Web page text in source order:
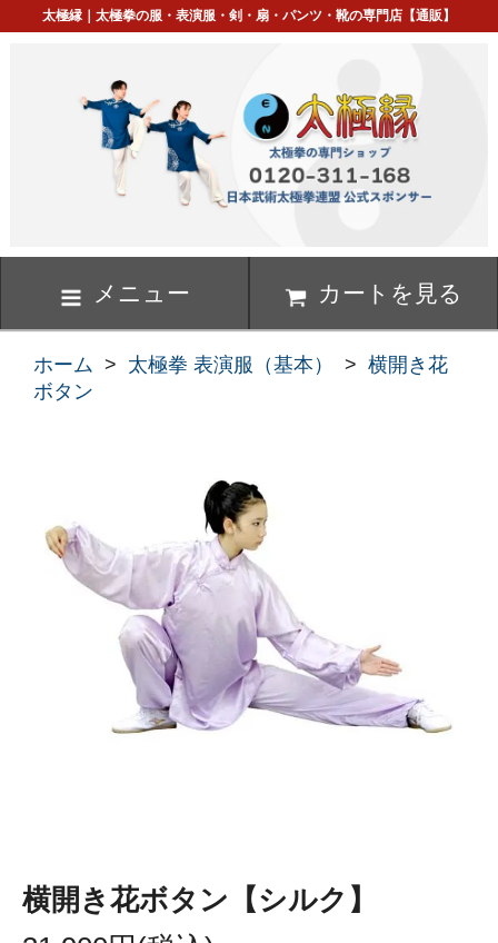
太極縁｜太極拳の服・表演服・剣・扇・パンツ・靴の専門店【通販】
メニュー カートを見る
ホーム > 太極拳 表演服（基本） > 横開き花
ボタン
横開き花ボタン【シルク】